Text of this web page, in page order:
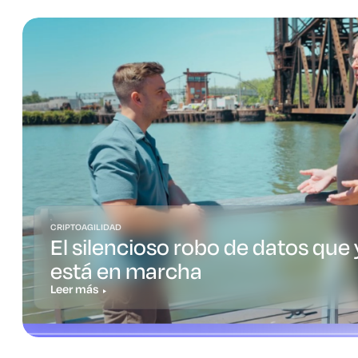
CRIPTOAGILIDAD
El silencioso robo de datos que
está en marcha
Leer más